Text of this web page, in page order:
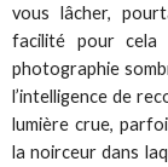
vous lâcher,
facilité pour cela
photographie
l’intelligence de
lumière crue,
la noirceur dans